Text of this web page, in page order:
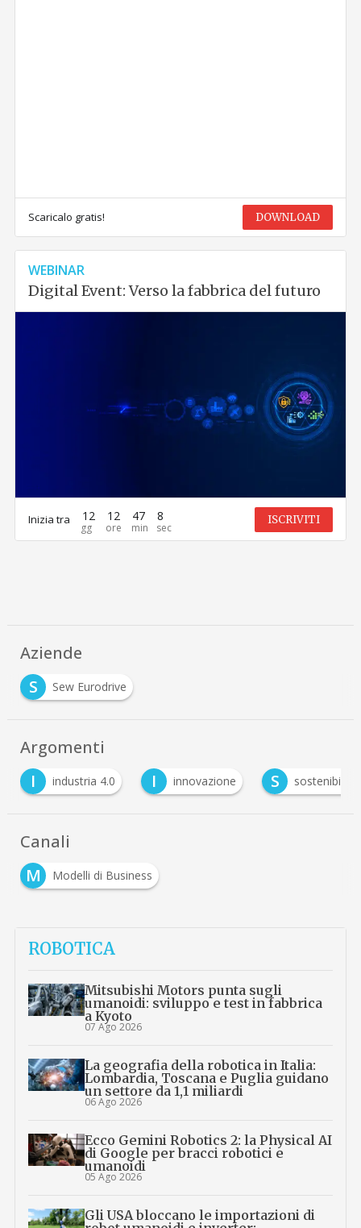
Scaricalo gratis! DOWNLOAD
WEBINAR
Digital Event: Verso la fabbrica del futuro
Inizia tra 12 12 47 8 ISCRIVITI
Aziende
S
Sew Eurodrive
Argomenti
I
industria 4.0 I innovazione S sostenibilità
Canali
M
Modelli di Business
ROBOTICA
Mitsubishi Motors punta sugli
umanoidi: sviluppo e test in fabbrica
a Kyoto
07 Ago 2026
La geografia della robotica in Italia:
Lombardia, Toscana e Puglia guidano
un settore da 1,1 miliardi
06 Ago 2026
Ecco Gemini Robotics 2: la Physical AI
di Google per bracci robotici e
umanoidi
05 Ago 2026
Gli USA bloccano le importazioni di